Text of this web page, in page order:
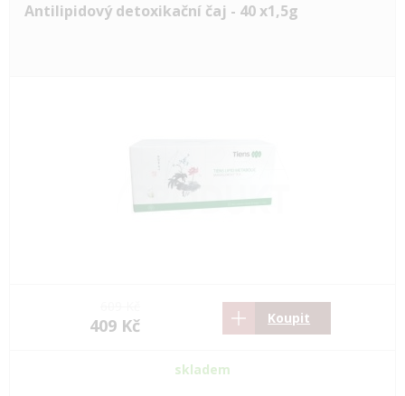
Antilipidový detoxikační čaj - 40 x1,5g
409 Kč Koupit
skladem